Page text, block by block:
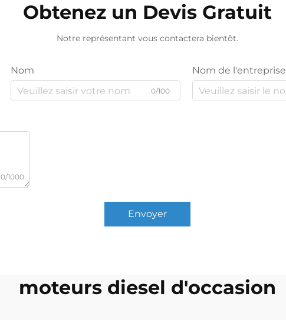
Obtenez un Devis Gratuit
Notre représentant vous contactera bientôt.
Nom
0/100
Nom de l'entreprise
0/1000
Envoyer
moteurs diesel d'occasion